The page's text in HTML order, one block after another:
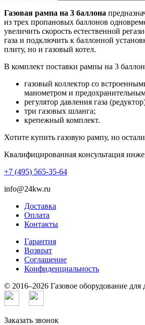
Газовая рампа на 3 баллона
из трех пропановых баллонов
увеличить скорость естественной
газа и подключить к баллонной
плиту, но и газовый котел.
В комплект поставки рампы на 3
газовый коллектор со
манометром и
регулятор давления газа
три газовых шланга;
крепежный комплект.
Хотите купить газовую рампу, но
Квалифицированная консультация
+7 (495) 565-35-64
info@24kw.ru
Доставка
Оплата
Контакты
Гарантия
Возврат
Cоглашение
Конфиденциальность
© 2016–2026 Газовое оборудование для
Заказать звонок